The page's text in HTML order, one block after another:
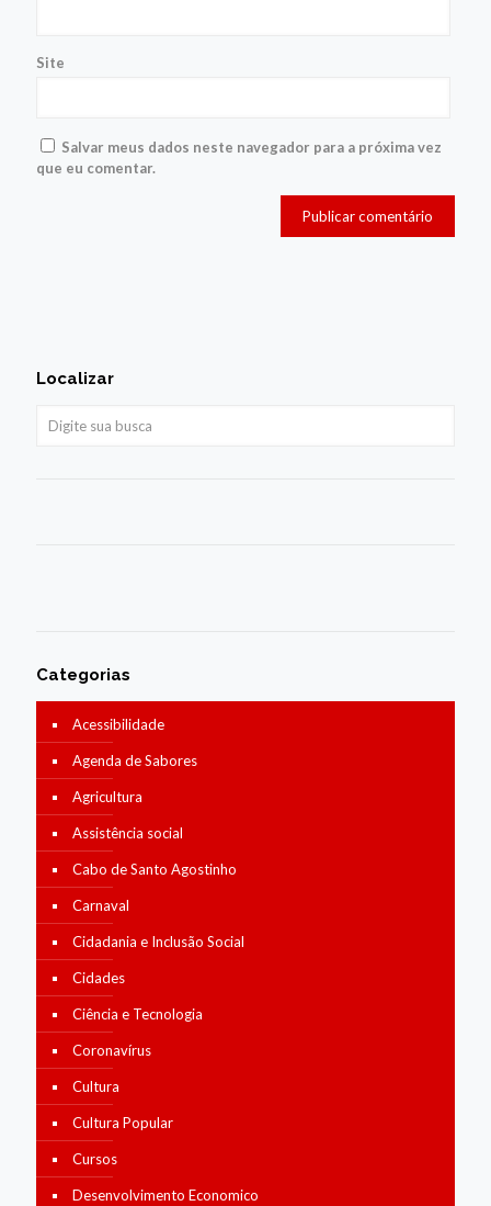
Site
Salvar meus dados neste navegador para a próxima vez
que eu comentar.
Localizar
Categorias
Acessibilidade
Agenda de Sabores
Agricultura
Assistência social
Cabo de Santo Agostinho
Carnaval
Cidadania e Inclusão Social
Cidades
Ciência e Tecnologia
Coronavírus
Cultura
Cultura Popular
Cursos
Desenvolvimento Economico